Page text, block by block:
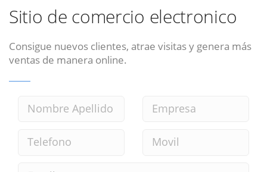
Sitio de comercio electronico
Consigue nuevos clientes, atrae visitas y genera más
ventas de manera online.